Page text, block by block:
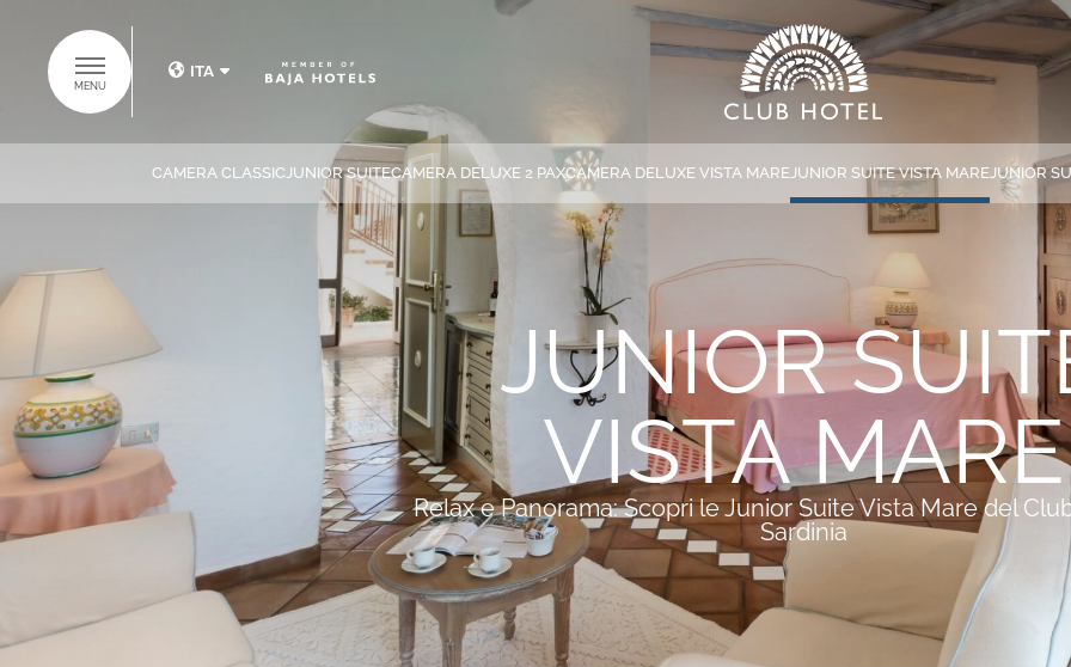
MENU
ITA
NOME*
Ho letto e accettato l'
CAMERA CLASSICJUNIOR SUITECAMERA DELUXE 2 PAXCAMERA DELUXE VISTA MAREJUNIOR SUITE VISTA MAREJUNIOR
SCOPRI IL
GRUPPO BAJA
HOTELS
HOME
HOTELS
SUITES COLLECTION
RISTORANTI & BAR
LA NOSTRA STORIA
JUNIOR
VISTA MARE
Relax e Panorama: Scopri le Junior Suite Vista Mare del
Sardinia